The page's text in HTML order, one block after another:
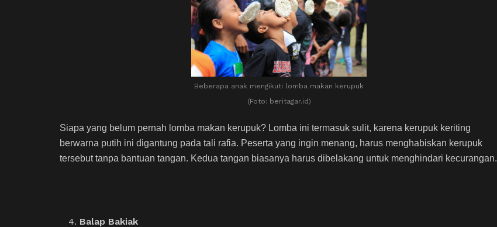
Beberapa anak mengikuti lomba makan kerupuk
(Foto: beritagar.id)
Siapa yang belum pernah lomba makan kerupuk? Lomba ini termasuk sulit, karena kerupuk keriting
berwarna putih ini digantung pada tali rafia. Peserta yang ingin menang, harus menghabiskan kerupuk
tersebut tanpa bantuan tangan. Kedua tangan biasanya harus dibelakang untuk menghindari kecurangan.
Balap Bakiak